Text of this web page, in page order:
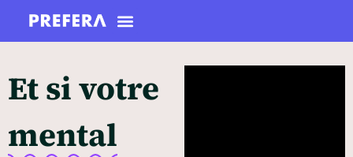
Et si votre
mental